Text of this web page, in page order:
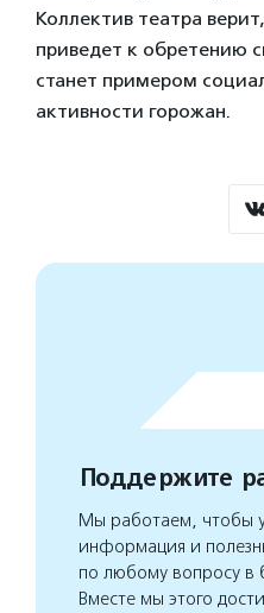
Коллектив театра
приведет к обретению
станет примером
активности горожан.
Поддержите
Мы работаем, чтобы у
информация и
по любому вопросу в
Вместе мы этого